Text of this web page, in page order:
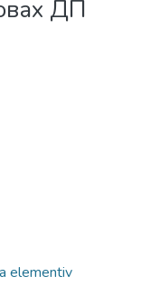
ДП
elementiv